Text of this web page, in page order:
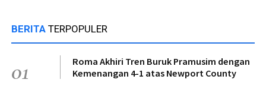
BERITA TERPOPULER
01
Roma Akhiri Tren Buruk Pramusim dengan
Kemenangan 4-1 atas Newport County